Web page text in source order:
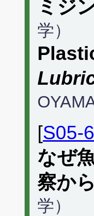
ミジ
学）
[S05-6
なぜ
察か
学）